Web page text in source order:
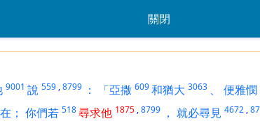
關閉
9001 說 559 ,8799 ： 「亞撒 609和猶大 3063 、 便雅憫
； 你們若 518尋求他 1875 ,8799 ， 就必尋見 4672 ,